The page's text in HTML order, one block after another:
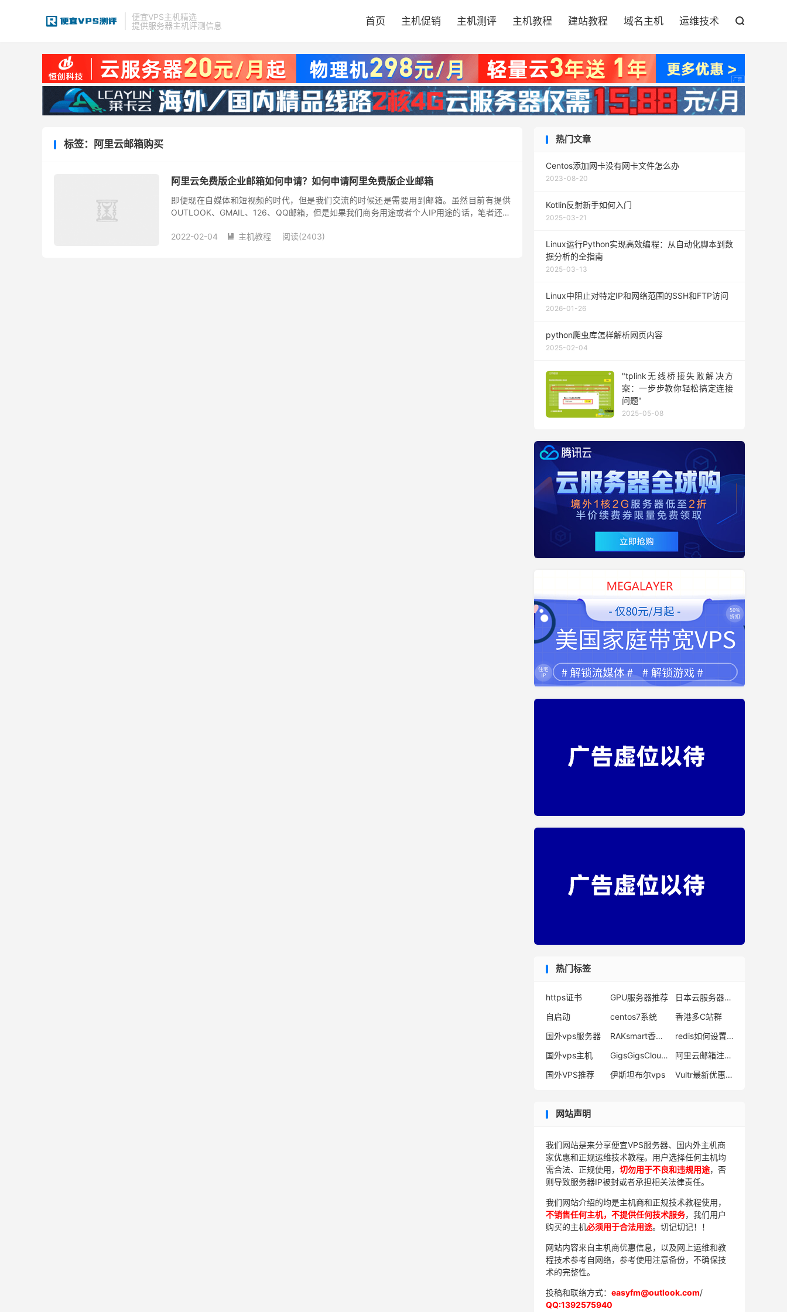
便宜VPS主机精选
提供服务器主机评测信息
首页 主机促销 主机测评 主机教程 建站教程 域名主机 运维技术 
标签：阿里云邮箱购买
阿里云免费版企业邮箱如何申请？如何申请阿里免费版企业邮箱
即便现在自媒体和短视频的时代，但是我们交流的时候还是需要用到邮箱。虽然目前有提供
OUTLOOK、GMAIL、126、QQ邮箱，但是如果我们商务用途或者个人IP用途的话，笔者还是
2022-02-04
 主机教程 阅读(2403)
热门文章
Centos添加网卡没有网卡文件怎么办
2023-08-20
Kotlin反射新手如何入门
2025-03-21
Linux运行Python实现高效编程：从自动化脚本到数
据分析的全指南
2025-03-13
Linux中阻止对特定IP和网络范围的SSH和FTP访问
2026-01-26
python爬虫库怎样解析网页内容
2025-02-04
"tplink无线桥接失败解决方
案：一步步教你轻松搞定连接
问题"
2025-05-08
热门标签
https证书 GPU服务器推荐
日本云服务器怎么样
自启动
centos7系统
香港多C站群
国外vps服务器
RAKsmart香港VPS优惠
redis如何设置密码及验证密码
国外vps主机
GigsGigsCloud优惠码
阿里云邮箱注册申请
国外VPS推荐
伊斯坦布尔vps Vultr最新优惠活动
网站声明
我们网站是来分享便宜VPS服务器、国内外主机商
家优惠和正规运维技术教程。用户选择任何主机均
需合法、正规使用， 切勿用于不良和违规用途，否
则导致服务器IP被封或者承担相关法律责任。
我们网站介绍的均是主机商和正规技术教程使用，
不销售任何主机，不提供任何技术服务，我们用户
购买的主机必须用于合法用途。切记切记！！
网站内容来自主机商优惠信息，以及网上运维和教
程技术参考自网络，参考使用注意备份，不确保技
术的完整性。
投稿和联络方式： easyfm@outlook.com/
QQ:1392575940